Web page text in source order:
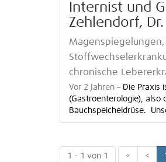
Internist und
Zehlendorf,
chronische
Vor 2 Jahren – Die Praxis
(Gastroenterologie), also
Bauchspeicheldrüse.
1 - 1 von 1 « <